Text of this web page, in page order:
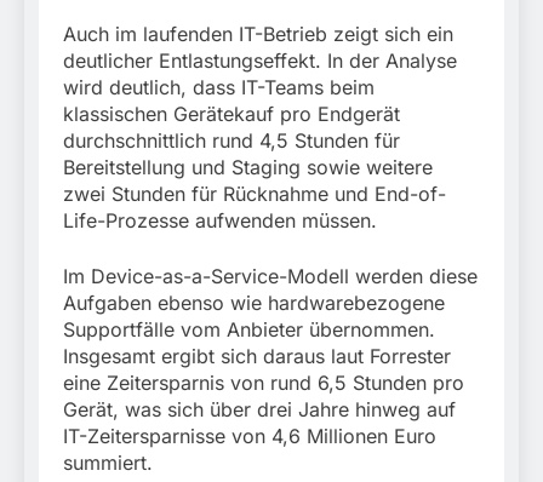
Auch im laufenden IT-Betrieb zeigt sich ein
deutlicher Entlastungseffekt. In der Analyse
wird deutlich, dass IT-Teams beim
klassischen Gerätekauf pro Endgerät
durchschnittlich rund 4,5 Stunden für
Bereitstellung und Staging sowie weitere
zwei Stunden für Rücknahme und End-of-
Life-Prozesse aufwenden müssen.
Im Device-as-a-Service-Modell werden diese
Aufgaben ebenso wie hardwarebezogene
Supportfälle vom Anbieter übernommen.
Insgesamt ergibt sich daraus laut Forrester
eine Zeitersparnis von rund 6,5 Stunden pro
Gerät, was sich über drei Jahre hinweg auf
IT-Zeitersparnisse von 4,6 Millionen Euro
summiert.